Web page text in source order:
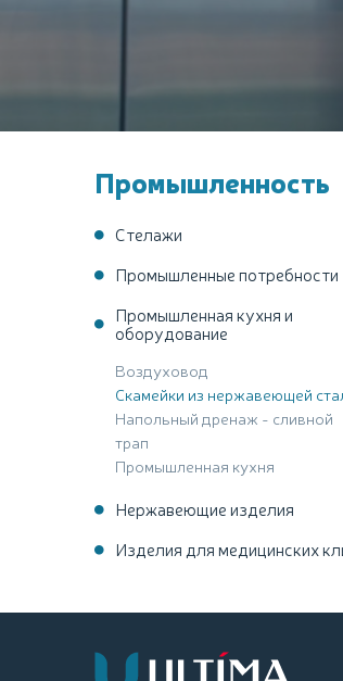
Промышленность
Стелажи
Промышленные потребности
Промышленная кухня и
оборудование
Воздуховод
Скамейки из нержавеющей
Напольный дренаж - сливной
трап
Промышленная кухня
Нержавеющие изделия
Изделия для медицинских